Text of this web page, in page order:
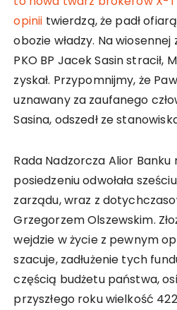
opinii twierdzą, że padł
obozie władzy. Na
PKO BP Jacek Sasin stracił,
zyskał. Przypomnijmy, że
uznawany za zaufanego
Sasina, odszedł ze
Rada Nadzorcza Alior
posiedzeniu odwołała
zarządu, wraz z
Grzegorzem Olszewskim.
wejdzie w życie z pewnym
szacuje, zadłużenie tych
częścią budżetu państwa,
przyszłego roku wielkość